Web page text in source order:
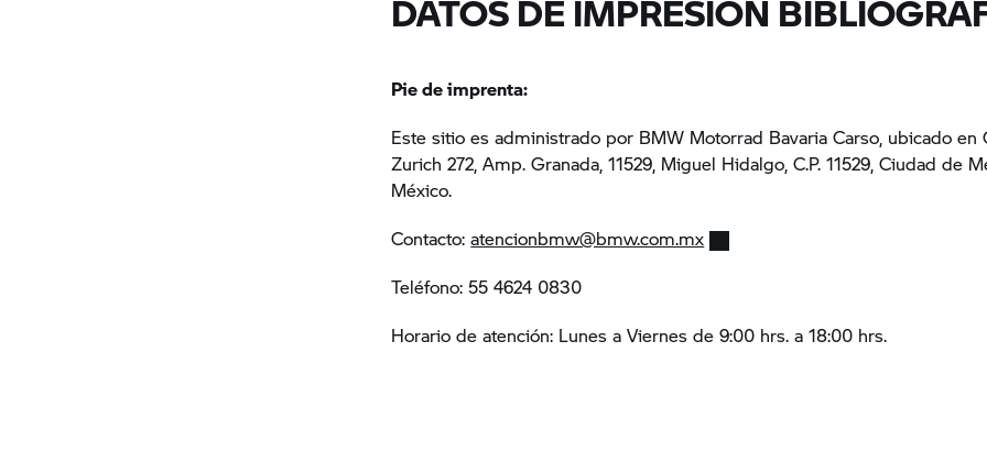
DATOS DE IMPRESIÓN
Pie de imprenta:
Este sitio es administrado por BMW Motorrad Bavaria Carso, ubicado en
Zurich 272, Amp. Granada, 11529, Miguel Hidalgo, C.P. 11529, Ciudad de
México.
Contacto:atencionbmw@bmw.com.mx
Teléfono: 55 4624 0830
Horario de atención: Lunes a Viernes de 9:00 hrs. a 18:00 hrs.